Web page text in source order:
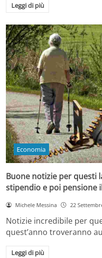
Leggi di più
Economia
Buone notizie per questi
stipendio e poi pensione
Michele Messina 22
Notizie incredibile per
quest’anno troveranno
Leggi di più